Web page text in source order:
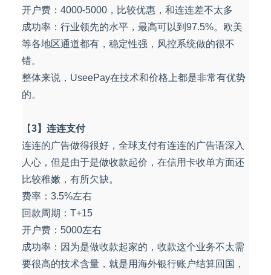
开户费：4000-5000，比较优惠，和连连差不太多
成功率：行业领先的水平，最高可以到97.5%。欧美
等各地区通道都有，稳定性强，风控系统做的很不
错。
整体来说，UseePay在技术和价格上都是非常有优势
的。
【3】连连支付
连连的广告做得很好，全球支付有连连的广告语深入
人心，但是由于是做收款起价，在信用卡收单方面还
比较稚嫩，有所欠缺。
费率：3.5%左右
回款周期：T+15
开户费：5000左右
成功率：因为是做收款起家的，收款这个业务不太需
要很高的技术含量，就是用海外银行账户结算回国，